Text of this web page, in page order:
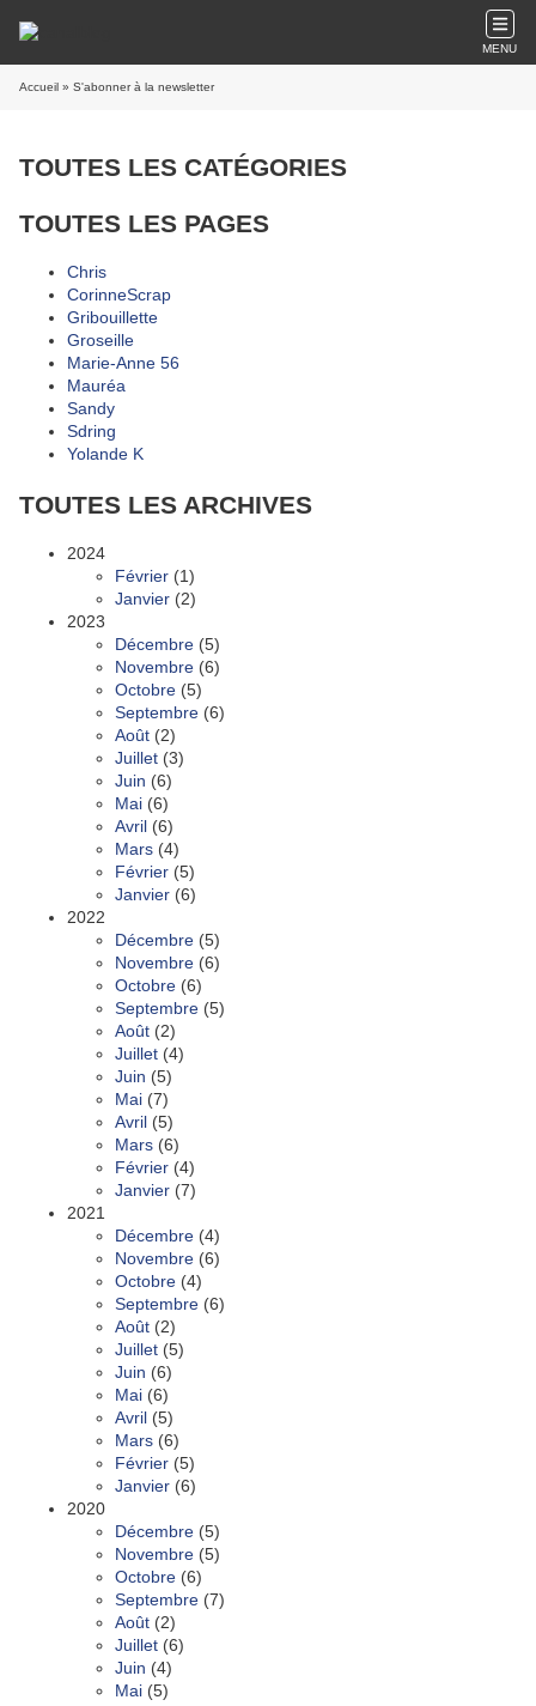
MENU
Accueil » S'abonner à la newsletter
TOUTES LES CATÉGORIES
TOUTES LES PAGES
Chris
CorinneScrap
Gribouillette
Groseille
Marie-Anne 56
Mauréa
Sandy
Sdring
Yolande K
TOUTES LES ARCHIVES
2024
Février (1)
Janvier (2)
2023
Décembre (5)
Novembre (6)
Octobre (5)
Septembre (6)
Août (2)
Juillet (3)
Juin (6)
Mai (6)
Avril (6)
Mars (4)
Février (5)
Janvier (6)
2022
Décembre (5)
Novembre (6)
Octobre (6)
Septembre (5)
Août (2)
Juillet (4)
Juin (5)
Mai (7)
Avril (5)
Mars (6)
Février (4)
Janvier (7)
2021
Décembre (4)
Novembre (6)
Octobre (4)
Septembre (6)
Août (2)
Juillet (5)
Juin (6)
Mai (6)
Avril (5)
Mars (6)
Février (5)
Janvier (6)
2020
Décembre (5)
Novembre (5)
Octobre (6)
Septembre (7)
Août (2)
Juillet (6)
Juin (4)
Mai (5)